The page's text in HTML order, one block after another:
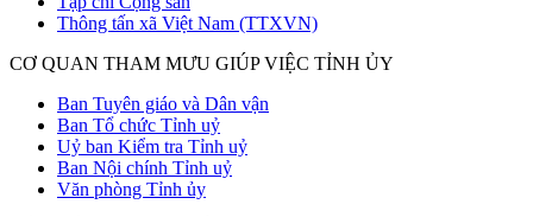
Thông tấn xã Việt Nam (TTXVN)
CƠ QUAN THAM MƯU GIÚP VIỆC TỈNH ỦY
Ban Tuyên giáo và Dân vận
Ban Tổ chức Tỉnh uỷ
Uỷ ban Kiểm tra Tỉnh uỷ
Ban Nội chính Tỉnh uỷ
Văn phòng Tỉnh ủy